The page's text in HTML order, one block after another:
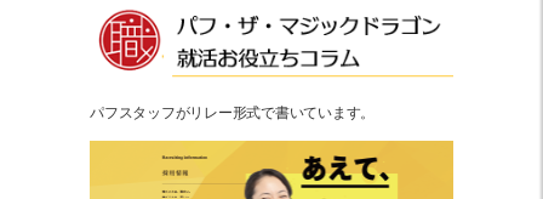
パフスタッフがリレー形式で書いています。